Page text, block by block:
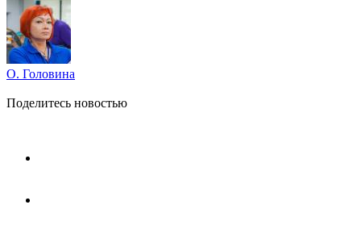
О. Головина
Поделитесь новостью